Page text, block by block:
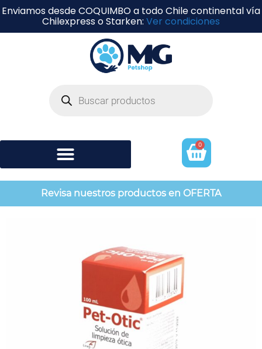
Enviamos desde COQUIMBO a todo Chile continental vía
Chilexpress o Starken: Ver condiciones
0
Revisa nuestros productos en OFERTA